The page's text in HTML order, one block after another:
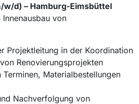
d) – Hamburg-Eimsbüttel
von
Projektleitung in der Koordination
Renovierungsprojekten
Terminen, Materialbestellungen
Nachverfolgung von